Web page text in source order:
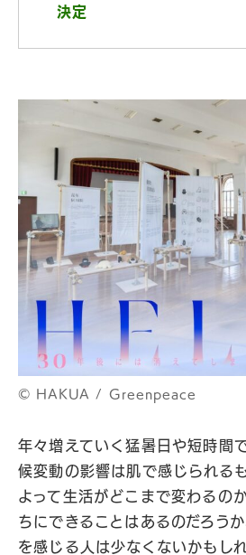
決定
©︎ HAKUA / Greenpeace
年々増えていく猛暑日や短時間
候変動の影響は肌で感じられる
よって生活がどこまで変わるの
ちにできることはあるのだろう
を感じる人は少なくないかもし